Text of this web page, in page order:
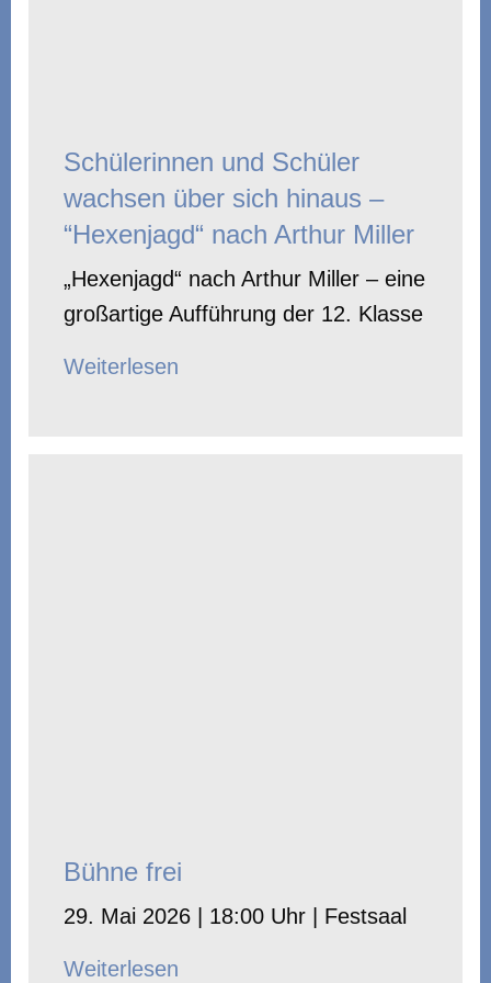
Schülerinnen und Schüler
wachsen über sich hinaus –
“Hexenjagd“ nach Arthur Miller
„Hexenjagd“ nach Arthur Miller – eine
großartige Aufführung der 12. Klasse
Weiterlesen
Bühne frei
29. Mai 2026 | 18:00 Uhr | Festsaal
Weiterlesen